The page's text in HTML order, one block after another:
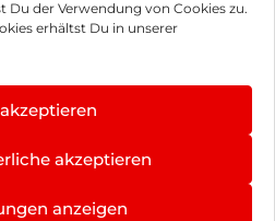
der Verwendung von Cookies zu.
erhältst Du in unserer
akzeptieren
anzeigen